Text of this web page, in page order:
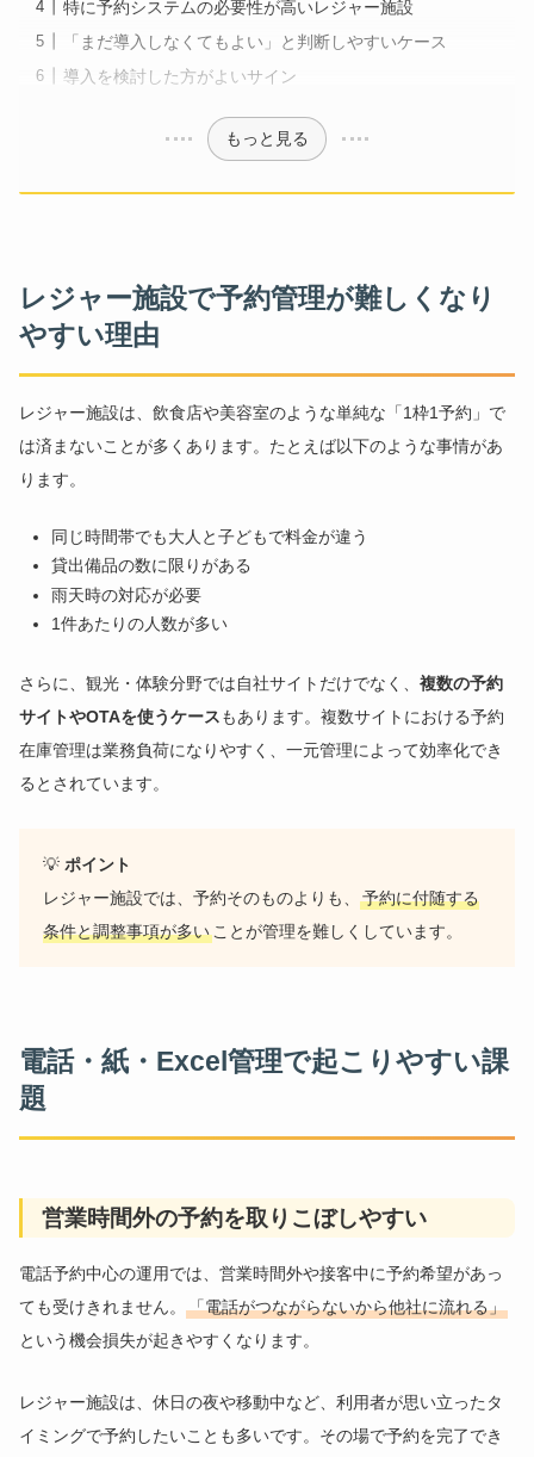
特に予約システムの必要性が高いレジャー施設
「まだ導入しなくてもよい」と判断しやすいケース
導入を検討した方がよいサイン
もっと見る
レジャー施設で予約管理が難しくなり
やすい理由
レジャー施設は、飲食店や美容室のような単純な「1枠1予約」で
は済まないことが多くあります。たとえば以下のような事情があ
ります。
同じ時間帯でも大人と子どもで料金が違う
貸出備品の数に限りがある
雨天時の対応が必要
1件あたりの人数が多い
さらに、観光・体験分野では自社サイトだけでなく、複数の予約
サイトやOTAを使うケースもあります。複数サイトにおける予約
在庫管理は業務負荷になりやすく、一元管理によって効率化でき
るとされています。
💡 ポイント
レジャー施設では、予約そのものよりも、予約に付随する
条件と調整事項が多い ことが管理を難しくしています。
電話・紙・Excel管理で起こりやすい課
題
営業時間外の予約を取りこぼしやすい
電話予約中心の運用では、営業時間外や接客中に予約希望があっ
ても受けきれません。「電話がつながらないから他社に流れる」
という機会損失が起きやすくなります。
レジャー施設は、休日の夜や移動中など、利用者が思い立ったタ
イミングで予約したいことも多いです。その場で予約を完了でき